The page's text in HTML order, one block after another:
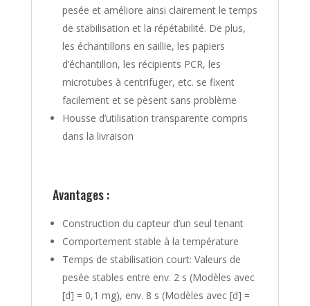
pesée et améliore ainsi clairement le temps
de stabilisation et la répétabilité. De plus,
les échantillons en saillie, les papiers
d’échantillon, les récipients PCR, les
microtubes à centrifuger, etc. se fixent
facilement et se pèsent sans problème
Housse d’utilisation transparente compris
dans la livraison
Avantages :
Construction du capteur d’un seul tenant
Comportement stable à la température
Temps de stabilisation court: Valeurs de
pesée stables entre env. 2 s (Modèles avec
[d] = 0,1 mg), env. 8 s (Modèles avec [d] =